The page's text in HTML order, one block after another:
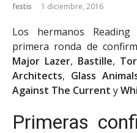
festis 1 diciembre, 2016
Los hermanos
primera ronda de
Major Lazer, Bastille,
Architects, Glass
Against The Current y
Primeras